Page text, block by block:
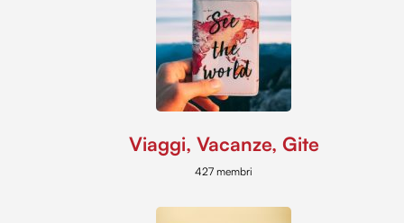
Viaggi, Vacanze, Gite
427 membri